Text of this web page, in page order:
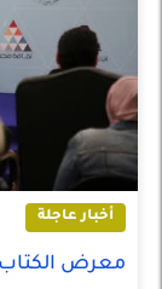
أخبار عاجلة
معرض